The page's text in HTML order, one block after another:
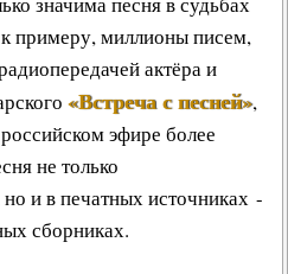
примеру, миллионы писем,
актёра и
«Встреча с песней»,
эфире более
не только
и в печатных источниках -
сборниках.